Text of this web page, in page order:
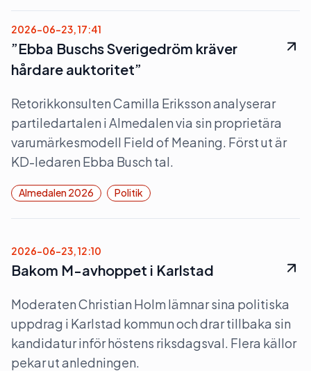
2026-06-23, 17:41
”Ebba Buschs Sverigedröm kräver
hårdare auktoritet”
Retorikkonsulten Camilla Eriksson analyserar
partiledartalen i Almedalen via sin proprietära
varumärkesmodell Field of Meaning. Först ut är
KD-ledaren Ebba Busch tal.
Almedalen 2026 Politik
2026-06-23, 12:10
Bakom M-avhoppet i Karlstad
Moderaten Christian Holm lämnar sina politiska
uppdrag i Karlstad kommun och drar tillbaka sin
kandidatur inför höstens riksdagsval. Flera källor
pekar ut anledningen.